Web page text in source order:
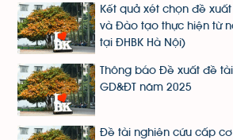
Kết quả xét chọn đề
và Đào tạo thực hiện từ
tại ĐHBK Hà Nội)
Thông báo Đề xuất đề
GD&ĐT năm 2025
Đề tài nghiên cứu cấp